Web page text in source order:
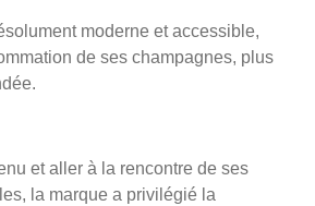
moderne et accessible,
de ses champagnes, plus
.
et aller à la rencontre de ses
la marque a privilégié la